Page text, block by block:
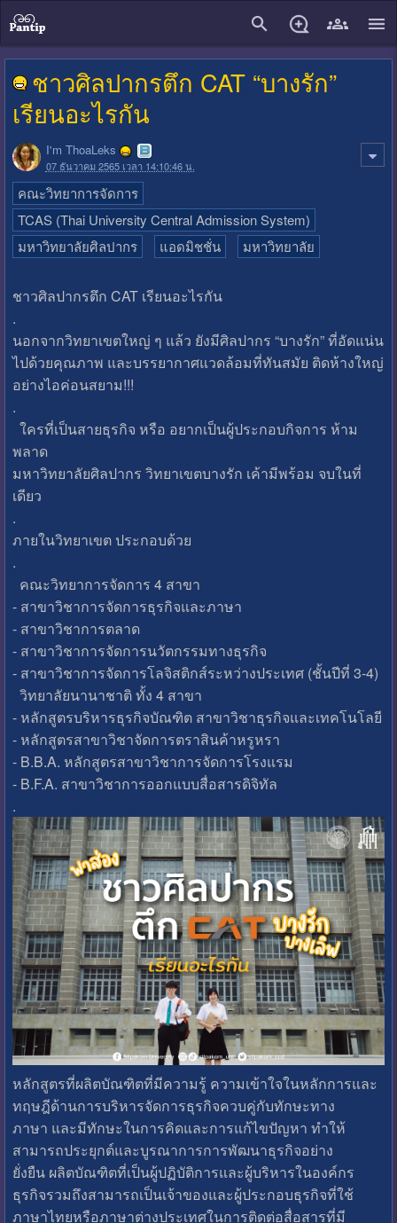
ชาวศิลปากรตึก CAT “บางรัก”
เรียนอะไรกัน
I'm ThoaLeks
07 ธันวาคม 2565 เวลา 14:10:46 น.
คณะวิทยาการจัดการ
TCAS (Thai University Central Admission System)
มหาวิทยาลัยศิลปากร
แอดมิชชั่น มหาวิทยาลัย
ชาวศิลปากรตึก CAT เรียนอะไรกัน
.
นอกจากวิทยาเขตใหญ่ ๆ แล้ว ยังมีศิลปากร “บางรัก” ที่อัดแน่น
ไปด้วยคุณภาพ และบรรยากาศแวดล้อมที่ทันสมัย ติดห้างใหญ่
อย่างไอค่อนสยาม!!!
.
ใครที่เป็นสายธุรกิจ หรือ อยากเป็นผู้ประกอบกิจการ ห้าม
พลาด
มหาวิทยาลัยศิลปากร วิทยาเขตบางรัก เค้ามีพร้อม จบในที่
เดียว
.
ภายในวิทยาเขต ประกอบด้วย
.
คณะวิทยาการจัดการ 4 สาขา
- สาขาวิชาการจัดการธุรกิจและภาษา
- สาขาวิชาการตลาด
- สาขาวิชาการจัดการนวัตกรรมทางธุรกิจ
- สาขาวิชาการจัดการโลจิสติกส์ระหว่างประเทศ (ชั้นปีที่ 3-4)
วิทยาลัยนานาชาติ ทั้ง 4 สาขา
- หลักสูตรบริหารธุรกิจบัณฑิต สาขาวิชาธุรกิจและเทคโนโลยี
- หลักสูตรสาขาวิชาจัดการตราสินค้าหรูหรา
- B.B.A. หลักสูตรสาขาวิชาการจัดการโรงแรม
- B.F.A. สาขาวิชาการออกแบบสื่อสารดิจิทัล
.
หลักสูตรที่ผลิตบัณฑิตที่มีความรู้ ความเข้าใจในหลักการและ
ทฤษฎีด้านการบริหารจัดการธุรกิจควบคู่กับทักษะทาง
ภาษา และมีทักษะในการคิดและการแก้ไขปัญหา ทำให้
สามารถประยุกต์และบูรณาการการพัฒนาธุรกิจอย่าง
ยั่งยืน ผลิตบัณฑิตที่เป็นผู้ปฏิบัติการและผู้บริหารในองค์กร
ธุรกิจรวมถึงสามารถเป็นเจ้าของและผู้ประกอบธุรกิจที่ใช้
ภาษาไทยหรือภาษาต่างประเทศในการติดต่อสื่อสารที่มี
close